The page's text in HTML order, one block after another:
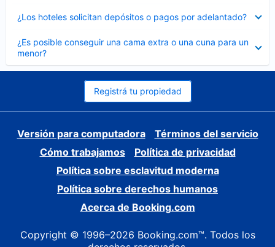
¿Los hoteles solicitan depósitos o pagos por adelantado?
cerrado
¿Es posible conseguir una cama extra o una cuna para un
menor?
cerrado
Registrá tu propiedad
Versión para computadora
Términos del servicio
Cómo trabajamos
Política de privacidad
Política sobre esclavitud moderna
Política sobre derechos humanos
Acerca de Booking.com
Copyright © 1996–2026 Booking.com™. Todos los